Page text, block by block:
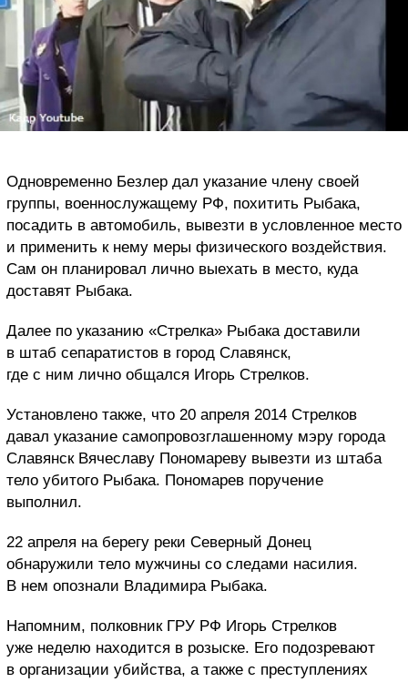
Одновременно Безлер дал указание члену своей
группы, военнослужащему РФ, похитить Рыбака,
посадить в автомобиль, вывезти в условленное место
и применить к нему меры физического воздействия.
Сам он планировал лично выехать в место, куда
доставят Рыбака.
Далее по указанию «Стрелка» Рыбака доставили
в штаб сепаратистов в город Славянск,
где с ним лично общался Игорь Стрелков.
Установлено также, что 20 апреля 2014 Стрелков
давал указание самопровозглашенному мэру города
Славянск Вячеславу Пономареву вывезти из штаба
тело убитого Рыбака. Пономарев поручение
выполнил.
22 апреля на берегу реки Северный Донец
обнаружили тело мужчины со следами насилия.
В нем опознали Владимира Рыбака.
Напомним, полковник ГРУ РФ Игорь Стрелков
уже неделю находится в розыске. Его подозревают
в организации убийства, а также с преступлениях